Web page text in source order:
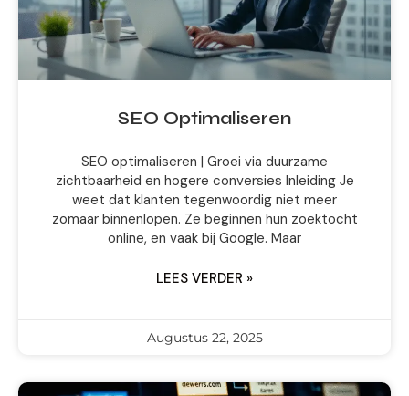
SEO Optimaliseren
SEO optimaliseren | Groei via duurzame
zichtbaarheid en hogere conversies Inleiding Je
weet dat klanten tegenwoordig niet meer
zomaar binnenlopen. Ze beginnen hun zoektocht
online, en vaak bij Google. Maar
LEES VERDER »
Augustus 22, 2025